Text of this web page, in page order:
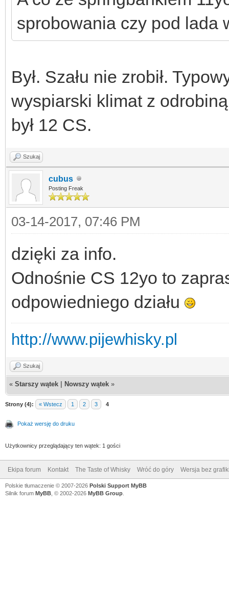
sprobowania czy pod lada
Był. Szału nie zrobił.
wyspiarski klimat z
był 12 CS.
Szukaj
cubus
Posting Freak
03-14-2017, 07:46 PM
dzięki za info.
Odnośnie CS 12yo to
odpowiedniego działu
http://www.pijewhisky.pl
Szukaj
« Starszy wątek Nowszy wątek »
Strony (4): « Wstecz 1 2 3 4
Pokaż wersję do druku
Użytkownicy przeglądający ten wątek: 1 gości
Ekipa forum Kontakt The Taste of Whisky Wróć do góry Wersja bez
Polskie tłumaczenie © 2007-2026 Polski Support MyBB
Silnik forum MyBB , © 2002-2026 MyBB Group